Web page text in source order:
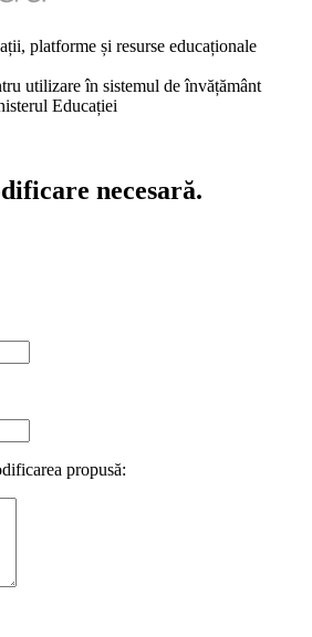
platforme și resurse educaționale
utilizare în sistemul de învățământ
Educației
necesară.
propusă: